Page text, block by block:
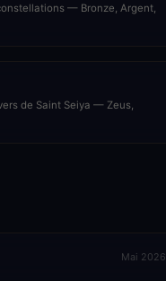
— Bronze, Argent,
de Saint Seiya — Zeus,
Mai 2026